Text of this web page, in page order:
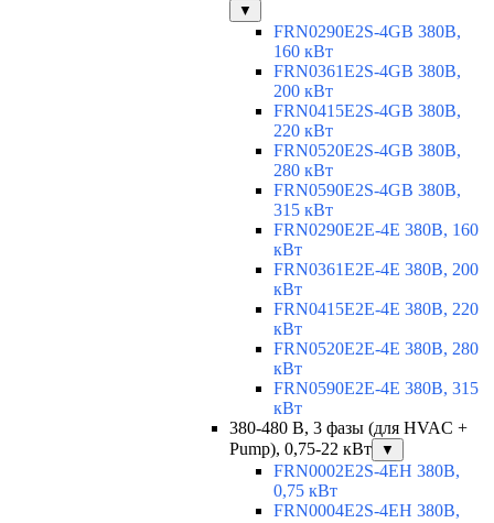
▼
FRN0290E2S-4GB 380В,
160 кВт
FRN0361E2S-4GB 380В,
200 кВт
FRN0415E2S-4GB 380В,
220 кВт
FRN0520E2S-4GB 380В,
280 кВт
FRN0590E2S-4GB 380В,
315 кВт
FRN0290E2E-4E 380В, 160
кВт
FRN0361E2E-4E 380В, 200
кВт
FRN0415E2E-4E 380В, 220
кВт
FRN0520E2E-4E 380В, 280
кВт
FRN0590E2E-4E 380В, 315
кВт
380-480 В, 3 фазы (для HVAC +
Pump), 0,75-22 кВт
▼
FRN0002E2S-4EH 380В,
0,75 кВт
FRN0004E2S-4EH 380В,